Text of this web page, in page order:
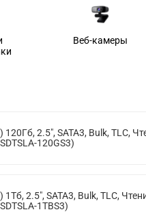
Веб-камеры
120Гб, 2.5", SATA3, Bulk, TLC,
120GS3)
1Тб, 2.5", SATA3, Bulk, TLC,
1TBS3)